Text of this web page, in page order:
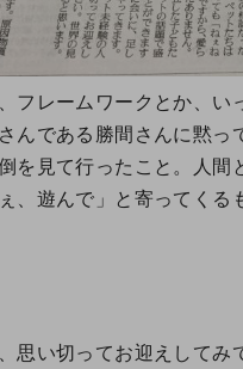
レームワークとか、い
んである勝間さんに黙
を見て行ったこと。人
、遊んで」と寄ってく
思い切ってお迎えして